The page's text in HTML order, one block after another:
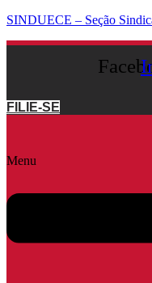
SINDUECE – Seção
FILIE-SE
Menu